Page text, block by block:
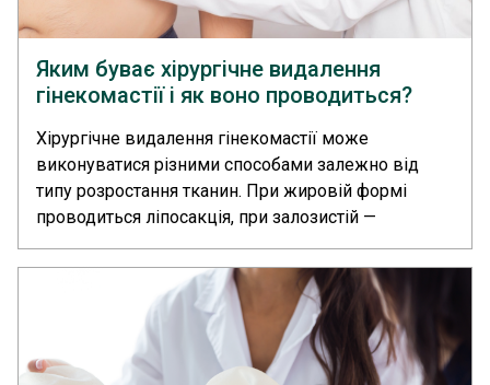
Яким буває хірургічне видалення
гінекомастії і як воно проводиться?
Хірургічне видалення гінекомастії може
виконуватися різними способами залежно від
типу розростання тканин. При жировій формі
проводиться ліпосакція, при залозистій —
мастектомія з видаленням залози, а при поєднанні
обох форм — комбінована операція... >>